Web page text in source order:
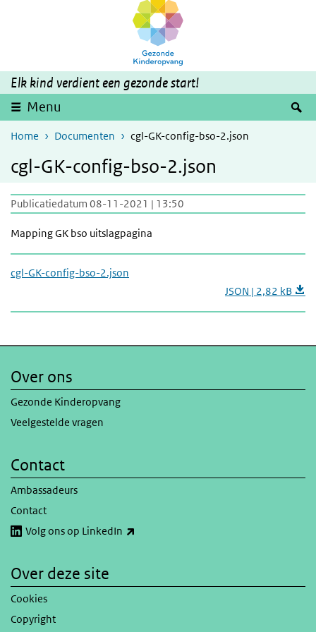
Overslaan en naar de inhoud gaan
Direct naar de hoofdnavigatie
Elk kind verdient een gezonde start!
Menu
Home Documenten cgl-GK-config-bso-2.json
cgl-GK-config-bso-2.json
Publicatiedatum 08-11-2021 | 13:50
Mapping GK bso uitslagpagina
cgl-GK-config-bso-2.json
JSON | 2,82 kB
Over ons
Gezonde Kinderopvang
Veelgestelde vragen
Contact
Ambassadeurs
Contact
Volg ons op LinkedIn
Over deze site
Cookies
Copyright